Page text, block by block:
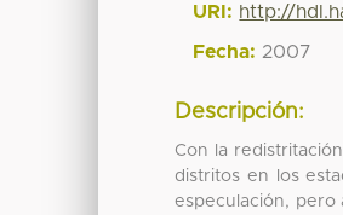
URI: http://
Fecha: 2007
Descripción:
Con la
distritos en los
especulación, pero